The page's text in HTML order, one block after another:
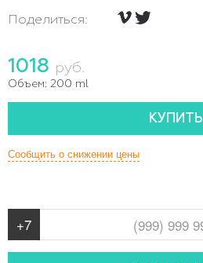
Поделиться:
1018 руб.
Объем: 200 ml
КУПИТЬ
Сообщить о снижении цены